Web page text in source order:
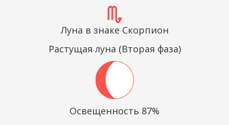
Луна в знаке Скорпион
Растущая луна (Вторая фаза)
Освещенность 87%